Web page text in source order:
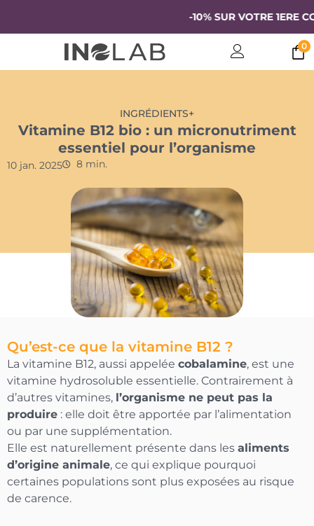
-10% SUR VOTRE 1ERE
0
INGRÉDIENTS+
Vitamine B12 bio : un micronutriment
essentiel pour l’organisme
10 jan. 2025 8 min.
Qu’est-ce que la vitamine B12 ?
La vitamine B12, aussi appelée cobalamine, est une
vitamine hydrosoluble essentielle. Contrairement à
d’autres vitamines, l’organisme ne peut pas la
produire : elle doit être apportée par l’alimentation
ou par une supplémentation.
Elle est naturellement présente dans les aliments
d’origine animale, ce qui explique pourquoi
certaines populations sont plus exposées au risque
de carence.